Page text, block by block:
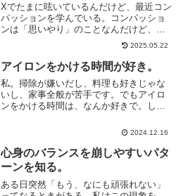
Xでたまに呟いているんだけど、最近コン
パッションを学んでいる。コンパッショ
ンは「思いやり」のことなんだけど、思
いやりの循環を心がけていきましょうっ
ていう心のトレーニング。現代に生きる
我々は気がつくと他人を思いやってばか
りになりがちだけど、自...
2025.05.22
アイロンをかける時間が好き。
私。掃除が嫌いだし、料理も好きじゃな
いし、家事全般が苦手です。でもアイロ
ンをかける時間は、なんか好きで。しわ
ると気持ちがシャキッとするのがいいん
るような気分になるってい...
2024.12.16
心身のバランスを崩しやすいパタ
ーンを知る。
ある日突然「もう、なにも頑張れない」